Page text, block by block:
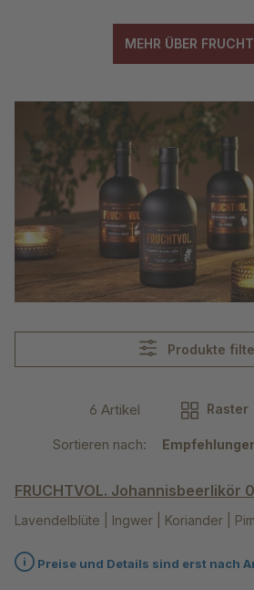
MEHR ÜBER
Produkte
6 Artikel Raster
Sortieren nach:
FRUCHTVOL. Johannisbeerlikör
Lavendelblüte | Ingwer | Koriander |
Preise und Details sind erst nach